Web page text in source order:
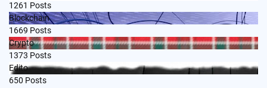
1261 Posts
Blockchain
1669 Posts
Crypto
1373 Posts
Edito
650 Posts